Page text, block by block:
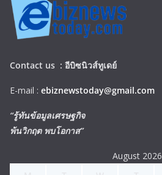
Contact us : อีบิซนิวส์ทูเดย์
E-mail : ebiznewstoday@gmail.com
“รู้ทันข้อมูลเศรษฐกิจ
พ้นวิกฤต พบโอกาส”
August 2026